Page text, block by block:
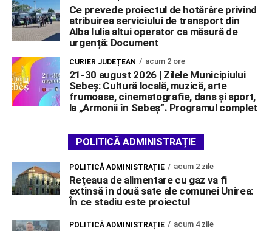
Ce prevede proiectul de hotărâre privind
atribuirea serviciului de transport din
Alba Iulia altui operator ca măsură de
urgență: Document
CURIER JUDEȚEAN acum 2 ore
21-30 august 2026 | Zilele Municipiului
Sebeș: Cultură locală, muzică, arte
frumoase, cinematografie, dans și sport,
la „Armonii în Sebeș”. Programul complet
POLITICĂ ADMINISTRAȚIE
POLITICĂ ADMINISTRAȚIE acum 2 zile
Rețeaua de alimentare cu gaz va fi
extinsă în două sate ale comunei Unirea:
În ce stadiu este proiectul
POLITICĂ ADMINISTRAȚIE acum 4 zile